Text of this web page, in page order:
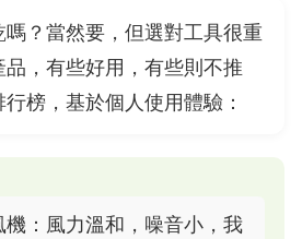
？當然要，但選對工具很重
，有些好用，有些則不推
榜，基於個人使用體驗：
：風力溫和，噪音小，我